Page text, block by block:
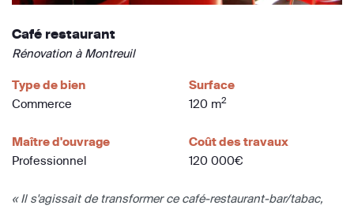
Café restaurant
Rénovation à Montreuil
Type de bien
Commerce
Surface
120 m2
Maître d'ouvrage
Professionnel
Coût des travaux
120 000€
« Il s'agissait de transformer ce café-restaurant-bar/tabac,